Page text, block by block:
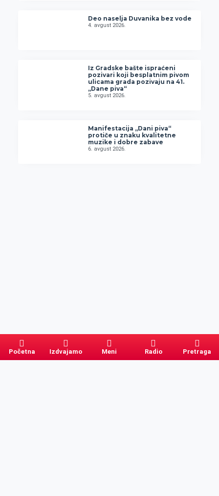
Deo naselja Duvanika bez vode
4. avgust 2026.
Iz Gradske bašte ispraćeni
pozivari koji besplatnim pivom
ulicama grada pozivaju na 41.
„Dane piva“
5. avgust 2026.
Manifestacija „Dani piva“
protiče u znaku kvalitetne
muzike i dobre zabave
6. avgust 2026.
Početna Izdvajamo Meni Radio Pretraga